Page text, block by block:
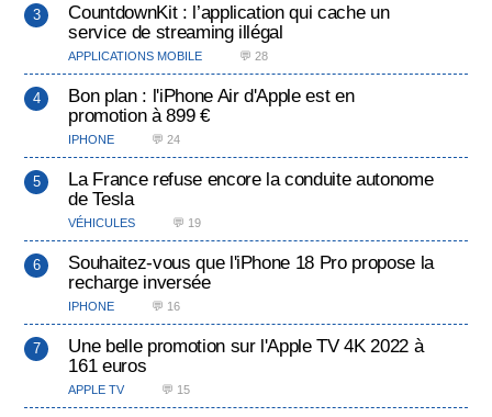
CountdownKit : l’application qui cache un
service de streaming illégal
APPLICATIONS MOBILE 💬 28
Bon plan : l'iPhone Air d'Apple est en
promotion à 899 €
IPHONE 💬 24
La France refuse encore la conduite autonome
de Tesla
VÉHICULES 💬 19
Souhaitez-vous que l'iPhone 18 Pro propose la
recharge inversée
IPHONE 💬 16
Une belle promotion sur l'Apple TV 4K 2022 à
161 euros
APPLE TV 💬 15